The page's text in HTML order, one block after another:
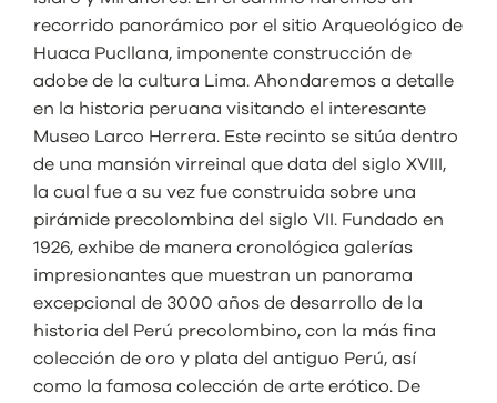
recorrido panorámico por el sitio Arqueológico de
Huaca Pucllana, imponente construcción de
adobe de la cultura Lima. Ahondaremos a detalle
en la historia peruana visitando el interesante
Museo Larco Herrera. Este recinto se sitúa dentro
de una mansión virreinal que data del siglo XVIII,
la cual fue a su vez fue construida sobre una
pirámide precolombina del siglo VII. Fundado en
1926, exhibe de manera cronológica galerías
impresionantes que muestran un panorama
excepcional de 3000 años de desarrollo de la
historia del Perú precolombino, con la más fina
colección de oro y plata del antiguo Perú, así
como la famosa colección de arte erótico. De